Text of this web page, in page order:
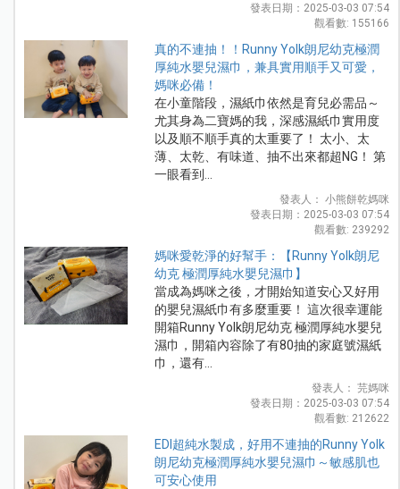
發表日期：2025-03-03 07:54
觀看數: 155166
真的不連抽！！Runny Yolk朗尼幼克極潤
厚純水嬰兒濕巾，兼具實用順手又可愛，
媽咪必備！
在小童階段，濕紙巾依然是育兒必需品～
尤其身為二寶媽的我，深感濕紙巾實用度
以及順不順手真的太重要了！ 太小、太
薄、太乾、有味道、抽不出來都超NG！ 第
一眼看到...
發表人： 小熊餅乾媽咪
發表日期：2025-03-03 07:54
觀看數: 239292
媽咪愛乾淨的好幫手：【Runny Yolk朗尼
幼克 極潤厚純水嬰兒濕巾】
當成為媽咪之後，才開始知道安心又好用
的嬰兒濕紙巾有多麼重要！ 這次很幸運能
開箱Runny Yolk朗尼幼克 極潤厚純水嬰兒
濕巾，開箱內容除了有80抽的家庭號濕紙
巾，還有...
發表人： 芫媽咪
發表日期：2025-03-03 07:54
觀看數: 212622
EDI超純水製成，好用不連抽的Runny Yolk
朗尼幼克極潤厚純水嬰兒濕巾～敏感肌也
可安心使用